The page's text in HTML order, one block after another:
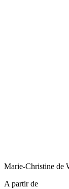
Marie-Christine de
A partir de